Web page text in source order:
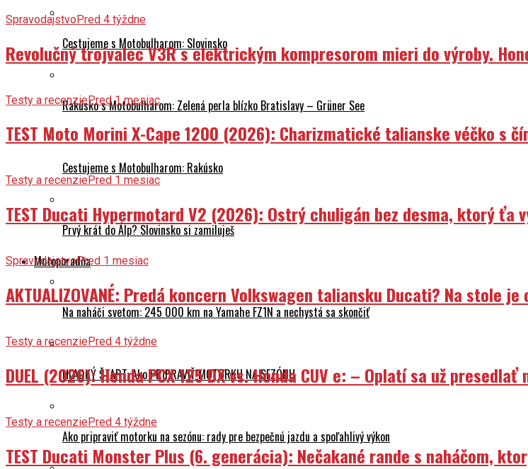
Cestujeme s Motobulharom: Slovinsko
Rakúsko s Motobulharom: Zelená perla blízko Bratislavy – Grüner See
Cestujeme s Motobulharom: Rakúsko
Prvý krát do Álp? Slovinsko si zamiluješ
Motoporadňa
Na naháči svetom: 245 000 km na Yamahe FZ1N a nechystá sa skončiť
HLADKÝ ŠTART: Ako PRIPRAVIŤ MOTORKU NA SEZÓNU
Ako pripraviť motorku na sezónu: rady pre bezpečnú jazdu a spoľahlivý výkon
SpravodajstvoPred 4 týždne
Revolučný trojvalec V3R s elektrickým kompresorom mieri do výroby.
Testy a recenziePred 1 mesiac
TEST Moto Morini X-Cape 1200 (2026): Charizmatické talianske véčko s
Testy a recenziePred 1 mesiac
TEST Ducati Hypermotard V2 (2026): Ostrý chuligán bez desma, ktorý ťa
SpravodajstvoPred 1 mesiac
AKTUALIZOVANÉ: Predá koncern Volkswagen taliansku Ducati? Na stole
Testy a recenziePred 4 týždne
DUEL (2026): Honda PCX 125 DX vs. Honda CUV e: – Oplatí sa už
Testy a recenziePred 4 týždne
TEST Ducati Monster Plus (6. generácia): Nečakané rande s naháčom,